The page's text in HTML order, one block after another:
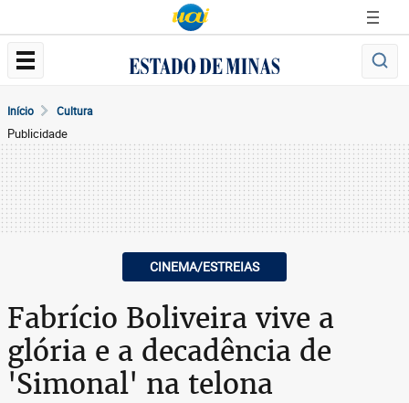
Início Cultura
Publicidade
CINEMA/ESTREIAS
Fabrício Boliveira vive a
glória e a decadência de
'Simonal' na telona